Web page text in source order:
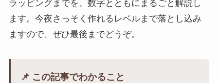
ラッピングまでを、数字とともにまるごと解説し
ます。今夜さっそく作れるレベルまで落とし込み
ますので、ぜひ最後までどうぞ。
📌 この記事でわかること